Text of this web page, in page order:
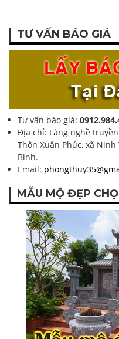
TƯ VẤN BÁO GIÁ
Tư vấn báo giá:
Địa chỉ: Làng nghề
Thôn Xuân Phúc, xã
Bình.
Email:
MẪU MỘ ĐẸP